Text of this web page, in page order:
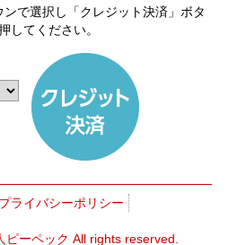
で選択し「クレジット決済」ボタ
してください。
プライバシーポリシー
ピーペック All rights reserved.